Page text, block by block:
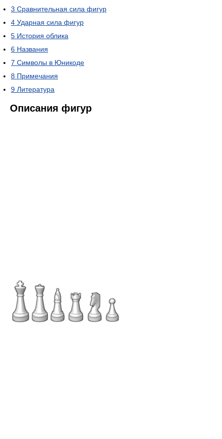
3 Сравнительная сила фигур
4 Ударная сила фигур
5 История облика
6 Названия
7 Символы в Юникоде
8 Примечания
9 Литература
Описания фигур